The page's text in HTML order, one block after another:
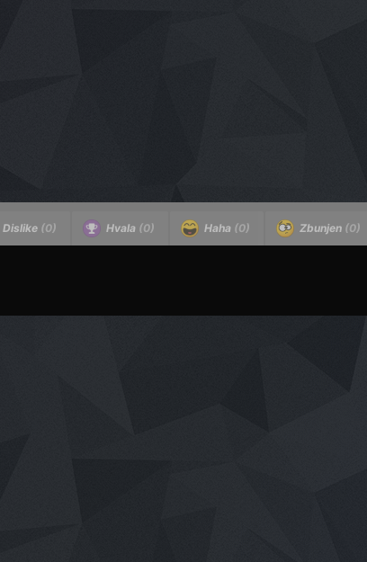
Dislike (0) Hvala (0) Haha (0) Zbunjen (0)